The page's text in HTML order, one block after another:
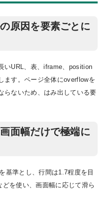
原因を要素ごとに
いURL、表、iframe、position
ます。ページ全体にoverflowを
らないため、はみ出している要
面幅だけで極端に
基準とし、行間は1.7程度を目
を使い、画面幅に応じて滑ら